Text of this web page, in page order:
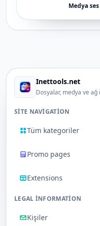
Medya
Inettools.net
Dosyalar, medya ve
SITE NAVIGATION
Tüm kategoriler
Promo pages
Extensions
LEGAL INFORMATION
Kişiler